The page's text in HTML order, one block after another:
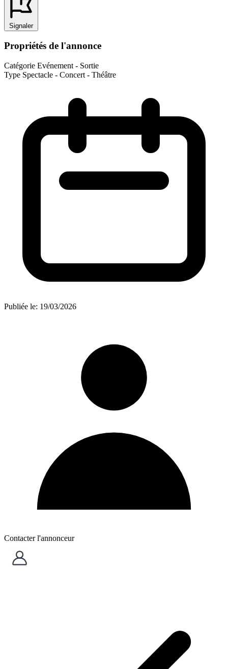
Signaler
Propriétés de l'annonce
Catégorie Evénement - Sortie
Type Spectacle - Concert - Théâtre
Publiée le: 19/03/2026
Contacter l'annonceur